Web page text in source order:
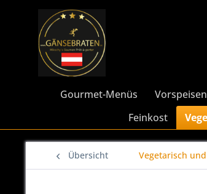
Gourmet-Menüs
Feinkost
Übersicht Vegetarisch